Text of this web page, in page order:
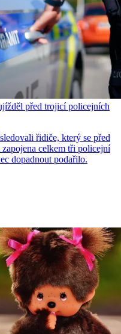
před trojicí policejních
řidiče, který se před
celkem tři policejní
dopadnout podařilo.